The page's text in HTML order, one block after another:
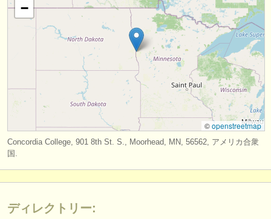
音楽学校
ユース オーケストラ
musicalchairsについて
お問い合わせ
rss feeds
クラシック音楽ニュース
掲載方法
−
©openstreetmap
Concordia College, 901 8th St. S., Moorhead, MN, 56562, アメリカ合衆
国.
ディレクトリー: